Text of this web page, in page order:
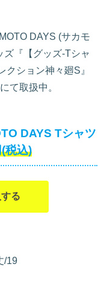
DAYS (サカモ
ズ『【グッズ-Tシャ
クション神々廻S』
て取扱中。
DAYS Tシャツ
税込)
る
/19